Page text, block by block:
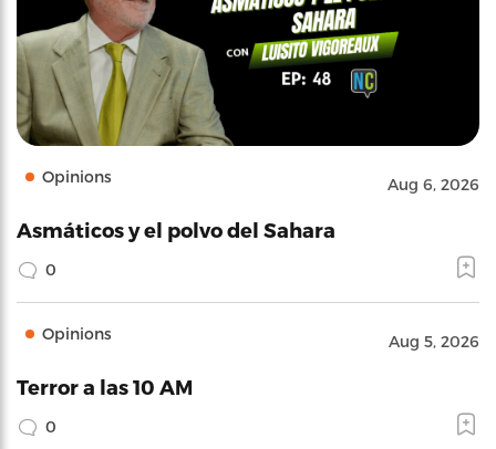
Opinions Aug 6, 2026
Asmáticos y el polvo del Sahara
0
Opinions Aug 5, 2026
Terror a las 10 AM
0